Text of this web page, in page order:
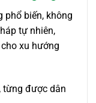
phổ biến, không
tự nhiên,
xu hướng
từng được dân